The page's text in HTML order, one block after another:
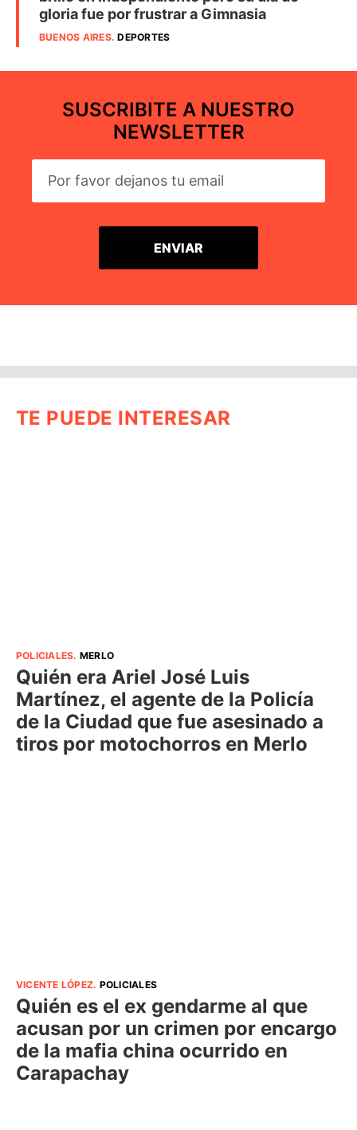
gloria fue por frustrar a Gimnasia
BUENOS AIRES.DEPORTES
SUSCRIBITE A NUESTRO
NEWSLETTER
TE PUEDE INTERESAR
POLICIALES. MERLO
Quién era Ariel José Luis
Martínez, el agente de la Policía
de la Ciudad que fue asesinado a
tiros por motochorros en Merlo
VICENTE LÓPEZ. POLICIALES
Quién es el ex gendarme al que
acusan por un crimen por encargo
de la mafia china ocurrido en
Carapachay